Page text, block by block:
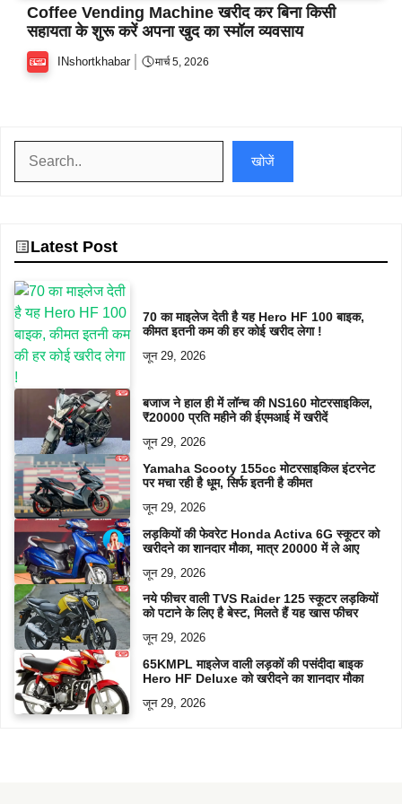
Coffee Vending Machine खरीद कर बिना किसी
सहायता के शुरू करें अपना खुद का स्मॉल व्यवसाय
INshortkhabar मार्च 5, 2026
खोजें
Latest Post
70 का माइलेज देती है यह Hero HF 100 बाइक,
कीमत इतनी कम की हर कोई खरीद लेगा !
जून 29, 2026
बजाज ने हाल ही में लॉन्च की NS160 मोटरसाइकिल,
₹20000 प्रति महीने की ईएमआई में खरीदें
जून 29, 2026
Yamaha Scooty 155cc मोटरसाइकिल इंटरनेट
पर मचा रही है धूम, सिर्फ इतनी है कीमत
जून 29, 2026
लड़कियों की फेवरेट Honda Activa 6G स्कूटर को
खरीदने का शानदार मौका, मात्र 20000 में ले आए
जून 29, 2026
नये फीचर वाली TVS Raider 125 स्कूटर लड़कियों
को पटाने के लिए है बेस्ट, मिलते हैं यह खास फीचर
जून 29, 2026
65KMPL माइलेज वाली लड़कों की पसंदीदा बाइक
Hero HF Deluxe को खरीदने का शानदार मौका
जून 29, 2026